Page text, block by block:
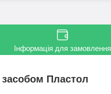
Інформація для замовлення
Пластол